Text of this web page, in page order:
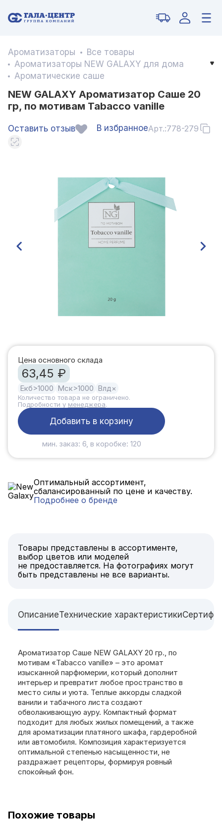
Ароматизаторы
Все товары
Ароматизаторы NEW GALAXY для дома
Ароматические саше
NEW GALAXY Ароматизатор Саше 20
гр, по мотивам Tabacco vanille
Оставить отзыв В избранноеАрт.:778-279
Цена основного склада
63,45 ₽
Екб>1000 Мск>1000 Влд ×
Количество товара не ограничено.
Подробности у менеджера.
Добавить в корзину
мин. заказ: 6, в коробке: 120
Оптимальный ассортимент,
сбалансированный по цене и качеству.
Подробнее о бренде
Товары представлены в ассортименте,
выбор цветов или моделей
не предоставляется. На фотографиях могут
быть представлены не все варианты.
ОписаниеТехнические характеристики
Ароматизатор Саше NEW GALAXY 20 гр., по
мотивам «Tabacco vanille» – это аромат
изысканной парфюмерии, который дополнит
интерьер и превратит любое пространство в
место силы и уюта. Теплые аккорды сладкой
ванили и табачного листа создают
обволакивающую ауру. Компактный формат
подходит для любых жилых помещений, а также
для ароматизации платяного шкафа, гардеробной
или автомобиля. Композиция характеризуется
оптимальной степенью насыщенности, не
раздражает рецепторы, формируя ровный
спокойный фон.
Похожие товары